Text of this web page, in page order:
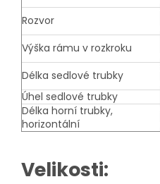
Rozvor
Výška rámu v rozkroku
Délka sedlové trubky
Úhel sedlové trubky
Délka horní trubky,
horizontální
Velikosti: